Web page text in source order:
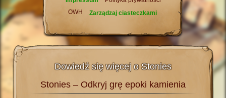
OWH
Zarządzaj ciasteczkami
Dowiedź się więcej o Stonies
Stonies – Odkryj grę epoki kamienia